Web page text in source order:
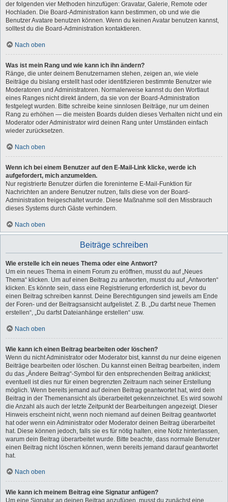
der folgenden vier Methoden hinzufügen: Gravatar, Galerie, Remote oder
Hochladen. Die Board-Administration kann bestimmen, ob und wie die
Benutzer Avatare benutzen können. Wenn du keinen Avatar benutzen kannst,
solltest du die Board-Administration kontaktieren.
Nach oben
Was ist mein Rang und wie kann ich ihn ändern?
Ränge, die unter deinem Benutzernamen stehen, zeigen an, wie viele
Beiträge du bislang erstellt hast oder identifizieren bestimmte Benutzer wie
Moderatoren und Administratoren. Normalerweise kannst du den Wortlaut
eines Ranges nicht direkt ändern, da sie von der Board-Administration
festgelegt wurden. Bitte schreibe keine sinnlosen Beiträge, nur um deinen
Rang zu erhöhen — die meisten Boards dulden dieses Verhalten nicht und ein
Moderator oder Administrator wird deinen Rang unter Umständen einfach
wieder zurücksetzen.
Nach oben
Wenn ich bei einem Benutzer auf den E-Mail-Link klicke, werde ich
aufgefordert, mich anzumelden.
Nur registrierte Benutzer dürfen die foreninterne E-Mail-Funktion für
Nachrichten an andere Benutzer nutzen, falls diese von der Board-
Administration freigeschaltet wurde. Diese Maßnahme soll den Missbrauch
dieses Systems durch Gäste verhindern.
Nach oben
Beiträge schreiben
Wie erstelle ich ein neues Thema oder eine Antwort?
Um ein neues Thema in einem Forum zu eröffnen, musst du auf „Neues
Thema“ klicken. Um auf einen Beitrag zu antworten, musst du auf „Antworten“
klicken. Es könnte sein, dass eine Registrierung erforderlich ist, bevor du
einen Beitrag schreiben kannst. Deine Berechtigungen sind jeweils am Ende
der Foren- und der Beitragsansicht aufgelistet. Z. B. „Du darfst neue Themen
erstellen“, „Du darfst Dateianhänge erstellen“ usw.
Nach oben
Wie kann ich einen Beitrag bearbeiten oder löschen?
Wenn du nicht Administrator oder Moderator bist, kannst du nur deine eigenen
Beiträge bearbeiten oder löschen. Du kannst einen Beitrag bearbeiten, indem
du das „Ändere Beitrag“-Symbol für den entsprechenden Beitrag anklickst;
eventuell ist dies nur für einen begrenzten Zeitraum nach seiner Erstellung
möglich. Wenn bereits jemand auf deinen Beitrag geantwortet hat, wird dein
Beitrag in der Themenansicht als überarbeitet gekennzeichnet. Es wird sowohl
die Anzahl als auch der letzte Zeitpunkt der Bearbeitungen angezeigt. Dieser
Hinweis erscheint nicht, wenn noch niemand auf deinen Beitrag geantwortet
hat oder wenn ein Administrator oder Moderator deinen Beitrag überarbeitet
hat. Diese können jedoch, falls sie es für nötig halten, eine Notiz hinterlassen,
warum dein Beitrag überarbeitet wurde. Bitte beachte, dass normale Benutzer
einen Beitrag nicht löschen können, wenn bereits jemand darauf geantwortet
hat.
Nach oben
Wie kann ich meinem Beitrag eine Signatur anfügen?
Um eine Signatur an deinen Beitrag anzufügen, musst du zunächst eine